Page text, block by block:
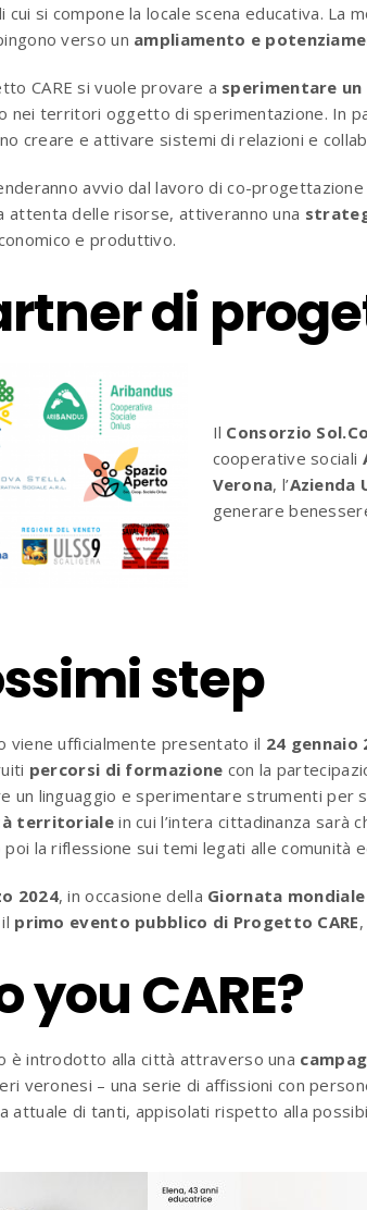
cui si compone la locale scena educativa. La
verso un ampliamento e
CARE si vuole provare a sperimentare
nei territori oggetto di sperimentazione. In
creare e attivare sistemi di relazioni e
avvio dal lavoro di co-
attenta delle risorse, attiveranno una
e produttivo.
di
Il Consorzio
cooperative sociali
Verona, l’Azienda
generare
step
viene ufficialmente presentato il 24 gennaio
percorsi di formazione con la
un linguaggio e sperimentare strumenti per
territorialein cui l’intera cittadinanza sarà
poi la riflessione sui temi legati alle comunità
2024, in occasione della Giornata
primo evento pubblico di Progetto CARE
you CARE?
è introdotto alla città attraverso una
veronesi – una serie di affissioni con
attuale di tanti, appisolati rispetto alla